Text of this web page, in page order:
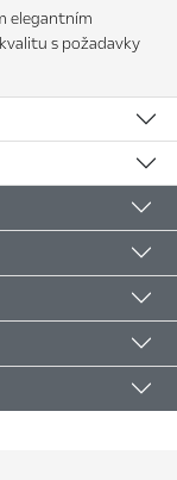
elegantním
s požadavky